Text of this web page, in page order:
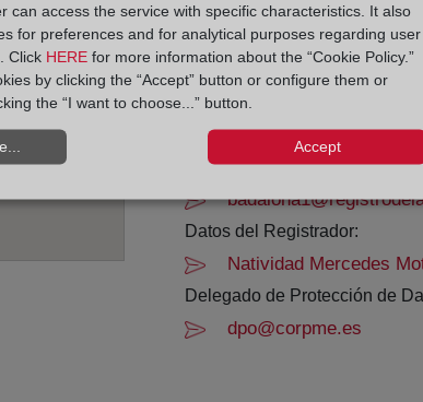
De lunes a viernes de 09:00
Agosto: De lunes a viernes
Los días 24 y 31 de
Datos de contacto:
93 836 49 46
Datos del Registrador:
Natividad Mercedes
Delegado de Protección de
dpo@corpme.es
can access the service with specific characteristics. It also
for preferences and for analytical purposes regarding user
Click HERE for more information about the “Cookie Policy.”
by clicking the “Accept” button or configure them or
the “I want to choose...” button.
Accept